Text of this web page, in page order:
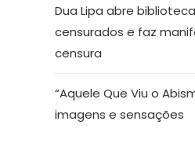
Dua Lipa abre
censurados e faz
censura
“Aquele Que Viu o
imagens e sensações